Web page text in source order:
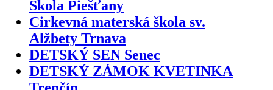
Škola Piešťany
Cirkevná materská škola sv.
Alžbety Trnava
DETSKÝ SEN Senec
DETSKÝ ZÁMOK KVETINKA